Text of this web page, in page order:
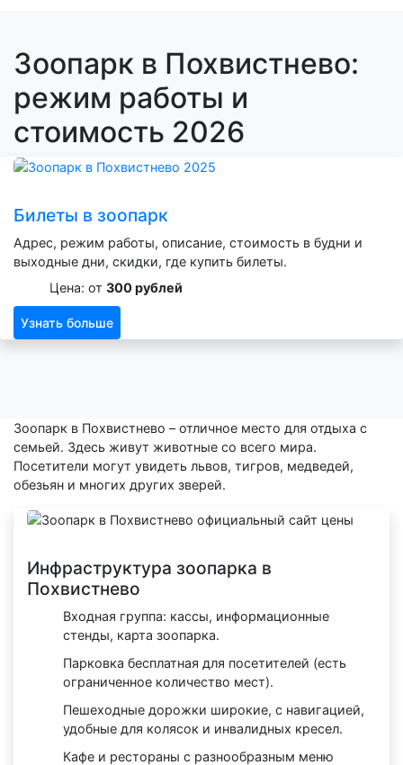
Зоопарк в Похвистнево:
режим работы и
стоимость 2026
Билеты в зоопарк
Адрес, режим работы, описание, стоимость в будни и
выходные дни, скидки, где купить билеты.
Цена: от 300 рублей
Узнать больше
Зоопарк в Похвистнево – отличное место для отдыха с
семьей. Здесь живут животные со всего мира.
Посетители могут увидеть львов, тигров, медведей,
обезьян и многих других зверей.
Инфраструктура зоопарка в
Похвистнево
Входная группа: кассы, информационные
стенды, карта зоопарка.
Парковка бесплатная для посетителей (есть
ограниченное количество мест).
Пешеходные дорожки широкие, с навигацией,
удобные для колясок и инвалидных кресел.
Кафе и рестораны с разнообразным меню